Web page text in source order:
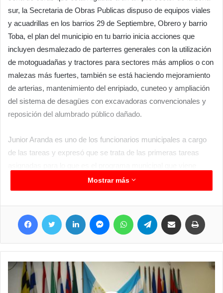
sur, la Secretaria de Obras Publicas dispuso de equipos viales
y acuadrillas en los barrios 29 de Septiembre, Obrero y barrio
Toba, el plan del municipio en tu barrio inicia acciones que
incluyen desmalezado de parterres generales con la utilización
de motoguadañas y tractores para sectores más amplios o con
malezas más fuertes, también se está haciendo mejoramiento
de arterias, mantenimiento del enripiado, cuneteo y ampliación
del sistema de desagües con excavadoras convencionales y
reposición del alumbrado público dañado.
Junior Aranda es uno de los funcionarios municipales a cargo
de las tareas y expresó que se trata de las primeras tareas
recorriendo diferentes sectores, y destacó que más allá de
estos operativos, también la comuna se encuentra en otros
sectores brindando similares servicios, lo que demuestra la
capacidad operativa del municipio y las ganas de seguir
haciendo lo mejor por nuestra ciudad.
Mostrar más